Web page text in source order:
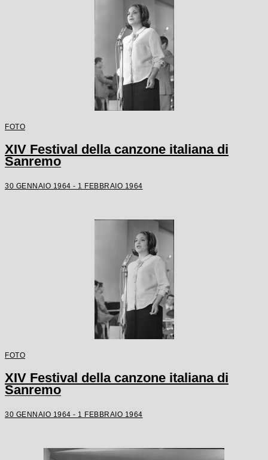
FOTO
XIV Festival della canzone italiana di
Sanremo
30 GENNAIO 1964 - 1 FEBBRAIO 1964
FOTO
XIV Festival della canzone italiana di
Sanremo
30 GENNAIO 1964 - 1 FEBBRAIO 1964